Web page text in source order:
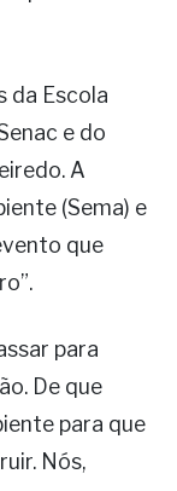
da Escola
e do
A
(Sema) e
que
para
De que
para que
Nós,